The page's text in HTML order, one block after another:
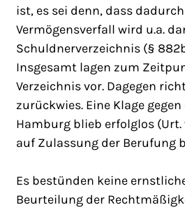
ist, es sei denn, dass
Vermögensverfall wird u.a.
Schuldnerverzeichnis (§
Insgesamt lagen zum
Verzeichnis vor. Dagegen
zurückwies. Eine Klage
Hamburg blieb erfolglos (Urt.
auf Zulassung der Berufung
Es bestünden keine
Beurteilung der